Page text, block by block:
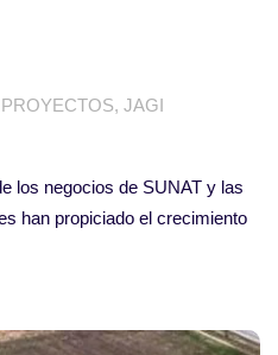
, JAGI
los negocios de SUNAT y las
han propiciado el crecimiento